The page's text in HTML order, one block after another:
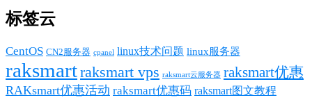
标签云
CentOS CN2服务器 cpanel linux技术问题 linux服务器
raksmartraksmart vps raksmart云服务器 raksmart优惠
RAKsmart优惠活动 raksmart优惠码 raksmart图文教程